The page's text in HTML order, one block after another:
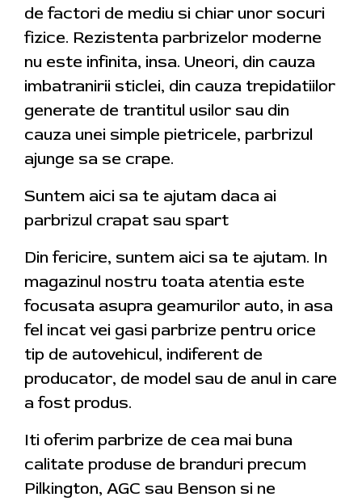
de factori de mediu si chiar unor socuri
fizice. Rezistenta parbrizelor moderne
nu este infinita, insa. Uneori, din cauza
imbatranirii sticlei, din cauza trepidatiilor
generate de trantitul usilor sau din
cauza unei simple pietricele, parbrizul
ajunge sa se crape.
Suntem aici sa te ajutam daca ai
parbrizul crapat sau spart
Din fericire, suntem aici sa te ajutam. In
magazinul nostru toata atentia este
focusata asupra geamurilor auto, in asa
fel incat vei gasi parbrize pentru orice
tip de autovehicul, indiferent de
producator, de model sau de anul in care
a fost produs.
Iti oferim parbrize de cea mai buna
calitate produse de branduri precum
Pilkington, AGC sau Benson si ne